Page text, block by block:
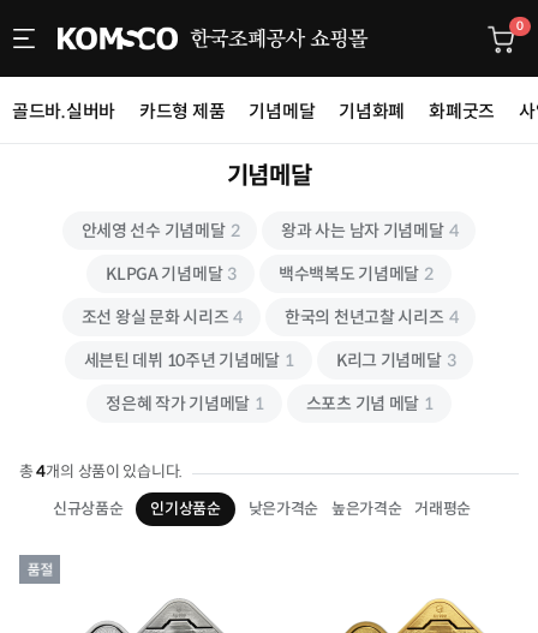
0
골드바.실버바 카드형 제품 기념메달 기념화폐 화폐굿즈
기념메달
안세영 선수 기념메달 2 왕과 사는 남자 기념메달 4
KLPGA 기념메달 3 백수백복도 기념메달 2
조선 왕실 문화 시리즈 4 한국의 천년고찰 시리즈 4
세븐틴 데뷔 10주년 기념메달 1 K리그 기념메달 3
정은혜 작가 기념메달 1 스포츠 기념 메달 1
총4개의 상품이 있습니다.
신규상품순
인기상품순 낮은가격순 높은가격순 거래평순